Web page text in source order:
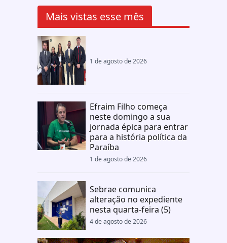
Mais vistas esse mês
1 de agosto de 2026
Efraim Filho começa
neste domingo a sua
jornada épica para entrar
para a história política da
Paraíba
1 de agosto de 2026
Sebrae comunica
alteração no expediente
nesta quarta-feira (5)
4 de agosto de 2026